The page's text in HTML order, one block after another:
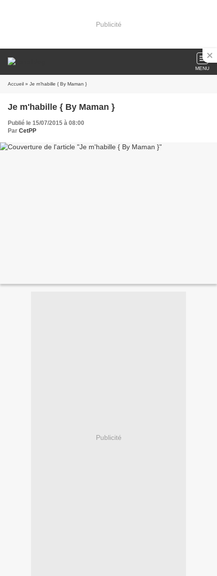
Publicité
MENU
Accueil » Je m'habille { By Maman }
Je m'habille { By Maman }
Publié le 15/07/2015 à 08:00
Par CetPP
Publicité